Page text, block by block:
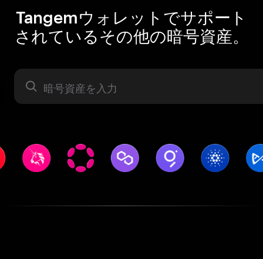
Tangemウォレットでサポート
されているその他の暗号資産。
暗号資産